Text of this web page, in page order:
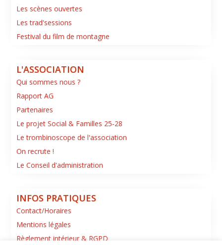
Les scènes ouvertes
Les trad'sessions
Festival du film de montagne
L'ASSOCIATION
Qui sommes nous ?
Rapport AG
Partenaires
Le projet Social & Familles 25-28
Le trombinoscope de l'association
On recrute !
Le Conseil d'administration
INFOS PRATIQUES
Contact/Horaires
Mentions légales
Règlement intérieur & RGPD